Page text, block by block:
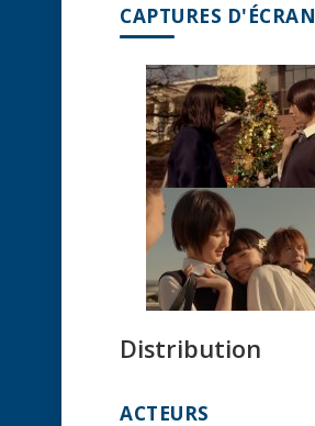
CAPTURES D'ÉCRAN
Distribution
ACTEURS